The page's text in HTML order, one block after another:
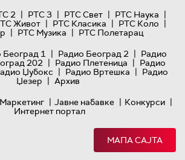
2 | РТС 3 | РТС Свет | РТС Наука |
Живот | РТС Класика | РТС Коло |
| РТС Музика | РТС Полетарац
Београд 1 | Радио Београд 2 | Радио
202 | Радио Плетеница | Радио
Џубокс | Радио Вртешка | Радио
Џезер | Архив
Маркетинг | Јавне набавке | Конкурси |
Интернет портал
МАПА САЈТА